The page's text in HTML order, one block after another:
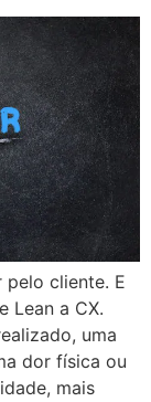
pelo cliente. E
Lean a CX.
uma
dor física ou
mais